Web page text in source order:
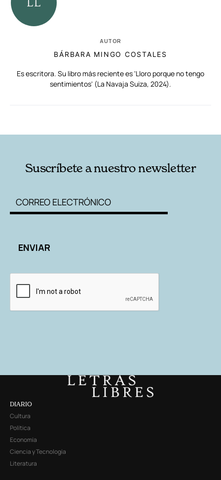
AUTOR
BÁRBARA MINGO COSTALES
Es escritora. Su libro más reciente es 'Lloro porque no tengo
sentimientos' (La Navaja Suiza, 2024).
Suscríbete a nuestro newsletter
DIARIO
Cultura
Política
Economía
Ciencia y Tecnología
Literatura